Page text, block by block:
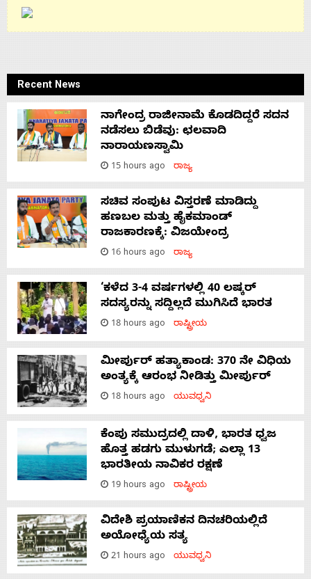
Recent News
ನಾಗೇಂದ್ರ ರಾಜೀನಾಮೆ ಕೊಡದಿದ್ದರೆ ಸದನ
ನಡೆಸಲು ಬಿಡೆವು: ಛಲವಾದಿ
ನಾರಾಯಣಸ್ವಾಮಿ
15 hours ago ರಾಜ್ಯ
ಸಚಿವ ಸಂಪುಟ ವಿಸ್ತರಣೆ ಮಾಡಿದ್ದು
ಹಣಬಲ ಮತ್ತು ಹೈಕಮಾಂಡ್
ರಾಜಕಾರಣಕ್ಕೆ: ವಿಜಯೇಂದ್ರ
16 hours ago ರಾಜ್ಯ
‘ಕಳೆದ 3-4 ವರ್ಷಗಳಲ್ಲಿ 40 ಲಷ್ಕರ್
ಸದಸ್ಯರನ್ನು ಸದ್ದಿಲ್ಲದೆ ಮುಗಿಸಿದೆ ಭಾರತ
18 hours ago ರಾಷ್ಟ್ರೀಯ
ಮೀರ್ಪುರ್ ಹತ್ಯಾಕಾಂಡ: 370 ನೇ ವಿಧಿಯ
ಅಂತ್ಯಕ್ಕೆ ಆರಂಭ ನೀಡಿತ್ತು ಮೀರ್ಪುರ್
18 hours ago ಯುವಧ್ವನಿ
ಕೆಂಪು ಸಮುದ್ರದಲ್ಲಿ ದಾಳಿ, ಭಾರತ ಧ್ವಜ
ಹೊತ್ತ ಹಡಗು ಮುಳುಗಡೆ; ಎಲ್ಲಾ 13
ಭಾರತೀಯ ನಾವಿಕರ ರಕ್ಷಣೆ
19 hours ago ರಾಷ್ಟ್ರೀಯ
ವಿದೇಶಿ ಪ್ರಯಾಣಿಕನ ದಿನಚರಿಯಲ್ಲಿದೆ
ಅಯೋಧ್ಯೆಯ ಸತ್ಯ
21 hours ago ಯುವಧ್ವನಿ